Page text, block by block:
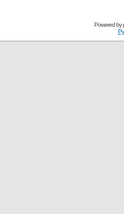
Powered by